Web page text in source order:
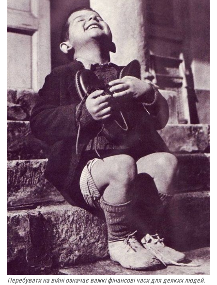
Перебувати на війні означає важкі фінансові часи для деяких людей.